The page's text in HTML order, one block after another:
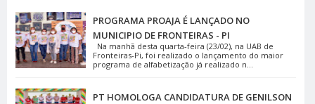
PROGRAMA PROAJA É LANÇADO NO
MUNICIPIO DE FRONTEIRAS - PI
Na manhã desta quarta-feira (23/02), na UAB de
Fronteiras-Pi, foi realizado o lançamento do maior
programa de alfabetização já realizado n...
PT HOMOLOGA CANDIDATURA DE GENILSON